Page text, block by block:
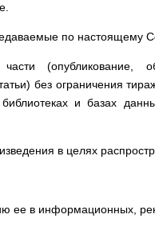
по настоящему
(опубликование,
без ограничения
и базах
в целях
ее в информационных,